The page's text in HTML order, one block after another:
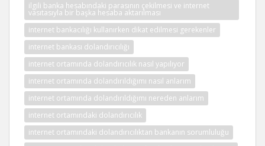
ilgili banka hesabındaki parasının çekilmesi ve internet
vasıtasıyla bir başka hesaba aktarılması
internet bankacılığı kullanırken dikat edilmesi gerekenler
internet bankası dolandırıcılığı
internet ortamında dolandırıcılık nasıl yapılıyor
internet ortamında dolandırıldığımı nasıl anlarım
internet ortamında dolandırıldığımı nereden anlarım
internet ortamındaki dolandırıcılık
internet ortamındaki dolandırıcılıktan bankanın sorumluluğu